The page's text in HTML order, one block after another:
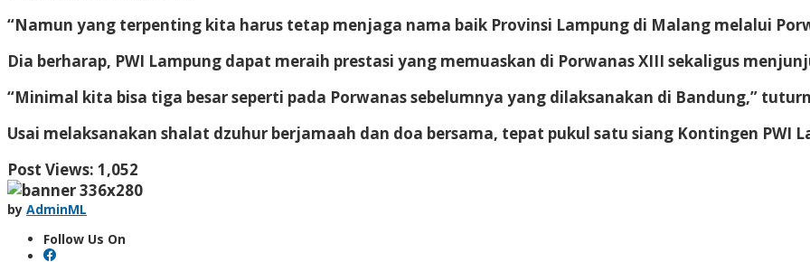
“Namun yang terpenting kita harus tetap menjaga nama baik Provinsi Lampung di Malang melalui
Dia berharap, PWI Lampung dapat meraih prestasi yang memuaskan di Porwanas XIII sekaligus
“Minimal kita bisa tiga besar seperti pada Porwanas sebelumnya yang dilaksanakan di Bandung,”
Usai melaksanakan shalat dzuhur berjamaah dan doa bersama, tepat pukul satu siang Kontingen PWI
Post Views: 1,052
by AdminML
Follow Us On